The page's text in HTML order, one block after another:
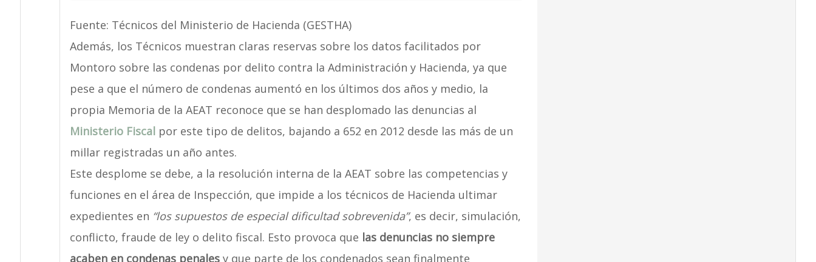
Fuente: Técnicos del Ministerio de Hacienda (GESTHA)
Además, los Técnicos muestran claras reservas sobre los datos facilitados por
Montoro sobre las condenas por delito contra la Administración y Hacienda, ya que
pese a que el número de condenas aumentó en los últimos dos años y medio, la
propia Memoria de la AEAT reconoce que se han desplomado las denuncias al
Ministerio Fiscal por este tipo de delitos, bajando a 652 en 2012 desde las más de un
millar registradas un año antes.
Este desplome se debe, a la resolución interna de la AEAT sobre las competencias y
funciones en el área de Inspección, que impide a los técnicos de Hacienda ultimar
expedientes en “los supuestos de especial dificultad sobrevenida”, es decir, simulación,
conflicto, fraude de ley o delito fiscal. Esto provoca que las denuncias no siempre
acaben en condenas penalesy que parte de los condenados sean finalmente